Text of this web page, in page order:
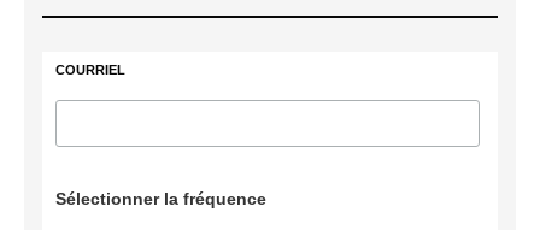
COURRIEL
Sélectionner la fréquence